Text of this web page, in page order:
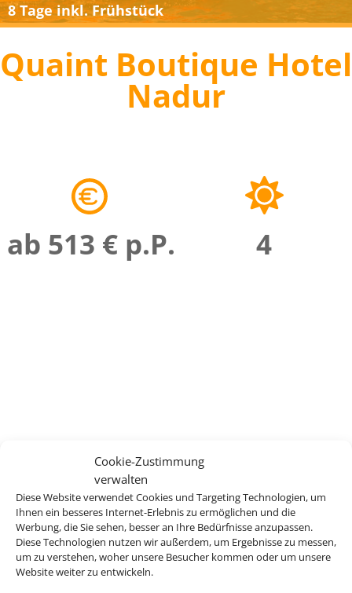
Cookie-Zustimmung
verwalten
Diese Website verwendet Cookies und Targeting Technologien, um
Ihnen ein besseres Internet-Erlebnis zu ermöglichen und die
Werbung, die Sie sehen, besser an Ihre Bedürfnisse anzupassen.
Diese Technologien nutzen wir außerdem, um Ergebnisse zu messen,
um zu verstehen, woher unsere Besucher kommen oder um unsere
Website weiter zu entwickeln.
8 Tage inkl. Frühstück
Quaint Boutique Hotel
Nadur
ab 513 € p.P. 4